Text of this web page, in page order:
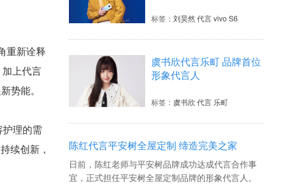
重新诠释
上代言
势能。
理的需
续创新，
标签： 刘昊然 代言 vivo S6
虞书欣代言乐町 品牌首位
形象代言人
标签： 虞书欣 代言 乐町
陈红代言平安树全屋定制 缔造完美之家
日前，陈红老师与平安树品牌成功达成代言合作事
宜，正式担任平安树全屋定制品牌的形象代言人。